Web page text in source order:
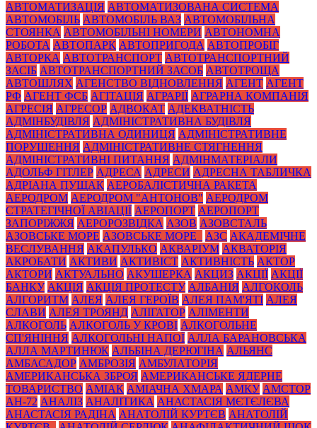
АВТОМАТИЗАЦІЯ АВТОМАТИЗОВАНА СИСТЕМА
АВТОМОБІЛЬ АВТОМОБІЛЬ ВАЗ АВТОМОБІЛЬНА
СТОЯНКА АВТОМОБІЛЬНІ НОМЕРИ АВТОНОМНА
РОБОТА АВТОПАРК АВТОПРИГОДА АВТОПРОБІГ
АВТОРКА АВТОТРАНСПОРТ АВТОТРАНСПОРТНИЙ
ЗАСІБ АВТОТРАНСПОРТНИЙ ЗАСОБ АВТОТРОЩА
АВТОШЛЯХ АГЕНСТВО ВІДНОВЛЕННЯ АГЕНТ АГЕНТ
РФ АГЕНТ ФСБ АГІТАЦІЯ АГРАРІЇ АГРАРНА КОМПАНІЯ
АГРЕСІЯ АГРЕСОР АДВОКАТ АДЕКВАТНІСТЬ
АДМІНБУДІВЛЯ АДМІНІСТРАТИВНА БУДІВЛЯ
АДМІНІСТРАТИВНА ОДИНИЦЯ АДМІНІСТРАТИВНЕ
ПОРУШЕННЯ АДМІНІСТРАТИВНЕ СТЯГНЕННЯ
АДМІНІСТРАТИВНІ ПИТАННЯ АДМІНМАТЕРІАЛИ
АДОЛЬФ ГІТЛЕР АДРЕСА АДРЕСИ АДРЕСНА ТАБЛИЧКА
АДРІАНА ПУЩАК АЕРОБАЛІСТИЧНА РАКЕТА
АЕРОДРОМ АЕРОДРОМ "АНТОНОВ" АЕРОДРОМ
СТРАТЕГІЧНОЇ АВІАЦІЇ АЕРОПОРТ АЕРОПОРТ
ЗАПОРІЖЖЯ АЕРОРОЗВІДКА АЗОВ АЗОВСТАЛЬ
АЗОВСЬКЕ МОРЕ АЗОВСЬКЕ МОРЕ_ АЗС АКАДЕМІЧНЕ
ВЕСЛУВАННЯ АКАПУЛЬКО АКВАРІУМ АКВАТОРІЯ
АКРОБАТИ АКТИВИ АКТИВІСТ АКТИВНІСТЬ АКТОР
АКТОРИ АКТУАЛЬНО АКУШЕРКА АКЦИЗ АКЦІЇ АКЦІЇ
БАНКУ АКЦІЯ АКЦІЯ ПРОТЕСТУ АЛБАНІЯ АЛГОКОЛЬ
АЛГОРИТМ АЛЕЯ АЛЕЯ ГЕРОЇВ АЛЕЯ ПАМ'ЯТІ АЛЕЯ
СЛАВИ АЛЕЯ ТРОЯНД АЛІГАТОР АЛІМЕНТИ
АЛКОГОЛЬ АЛКОГОЛЬ У КРОВІ АЛКОГОЛЬНЕ
СП'ЯНІННЯ АЛКОГОЛЬНІ НАПОЇ АЛЛА БАРАНОВСЬКА
АЛЛА МАРТИНЮК АЛЬБІНА ДЕРЮГІНА АЛЬЯНС
АМБАСАДОР АМБРОЗІЯ АМБУЛАТОРІЯ
АМЕРИКАНСЬКА ЗБРОЯ АМЕРИКАНСЬКЕ ЯДЕРНЕ
ТОВАРИСТВО АМІАК АМІАЧНА ХМАРА АМКУ АМСТОР
АН-72 АНАЛІЗ АНАЛІТИКА АНАСТАСІЯ МЄТЄЛЄВА
АНАСТАСІЯ РАДІНА АНАТОЛІЙ КУРТЄВ АНАТОЛІЙ